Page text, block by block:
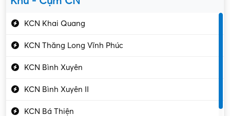
Kỹ sư điện
Kỹ thuật cao
Kỹ thuật mạng – IT
Làm bán thời gian
Lao động phổ thông
KCN Khai Quang
KCN Thăng Long Vĩnh Phúc
KCN Bình Xuyên
KCN Bình Xuyên II
KCN Bá Thiện